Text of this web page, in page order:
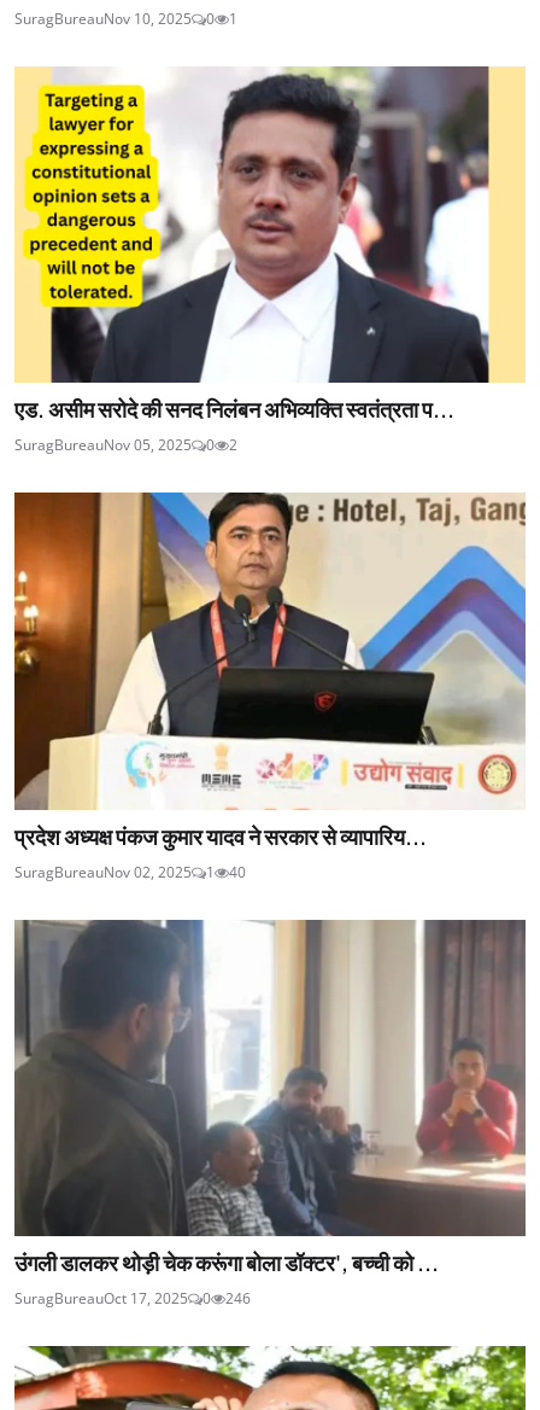
SuragBureauNov 10, 2025 0 1
एड. असीम सरोदे की सनद निलंबन अभिव्यक्ति स्वतंत्रता प...
SuragBureauNov 05, 2025 0 2
प्रदेश अध्यक्ष पंकज कुमार यादव ने सरकार से व्यापारिय...
SuragBureauNov 02, 2025 1 40
उंगली डालकर थोड़ी चेक करूंगा बोला डॉक्टर', बच्ची को ...
SuragBureauOct 17, 2025 0 246